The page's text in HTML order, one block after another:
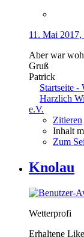
11. Mai 2017,
Aber war
Gruß
Patrick
Startseite -
Harzlich
e.V.
Zitieren
Inhalt
Zum
Knolau
Wetterprofi
Erhaltene